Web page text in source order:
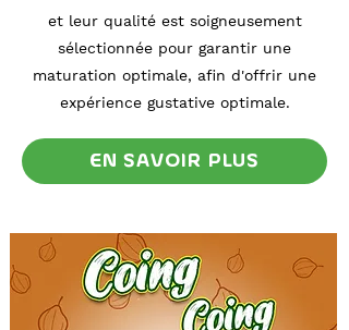
et leur qualité est soigneusement
sélectionnée pour garantir une
maturation optimale, afin d'offrir une
expérience gustative optimale.
EN SAVOIR PLUS